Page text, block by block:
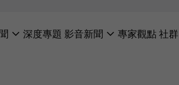
深度專題 影音新聞 專家觀點社群